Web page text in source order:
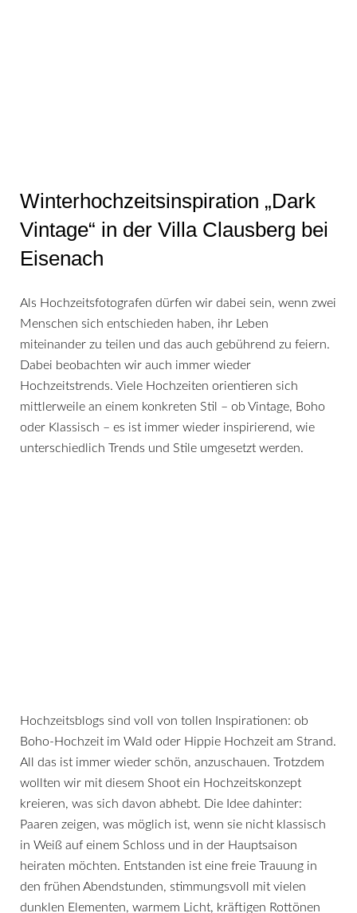
Winterhochzeitsinspiration „Dark
Vintage“ in der Villa Clausberg bei
Eisenach
Als Hochzeitsfotografen dürfen wir dabei sein, wenn zwei
Menschen sich entschieden haben, ihr Leben
miteinander zu teilen und das auch gebührend zu feiern.
Dabei beobachten wir auch immer wieder
Hochzeitstrends. Viele Hochzeiten orientieren sich
mittlerweile an einem konkreten Stil – ob Vintage, Boho
oder Klassisch – es ist immer wieder inspirierend, wie
unterschiedlich Trends und Stile umgesetzt werden.
Hochzeitsblogs sind voll von tollen Inspirationen: ob
Boho-Hochzeit im Wald oder Hippie Hochzeit am Strand.
All das ist immer wieder schön, anzuschauen. Trotzdem
wollten wir mit diesem Shoot ein Hochzeitskonzept
kreieren, was sich davon abhebt. Die Idee dahinter:
Paaren zeigen, was möglich ist, wenn sie nicht klassisch
in Weiß auf einem Schloss und in der Hauptsaison
heiraten möchten. Entstanden ist eine freie Trauung in
den frühen Abendstunden, stimmungsvoll mit vielen
dunklen Elementen, warmem Licht, kräftigen Rottönen